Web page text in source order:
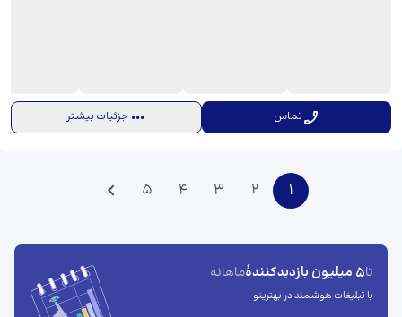
تماس جزئیات بیشتر
1
2
3
4
5
تا5 میلیون بازدیدکنندهٔ ماهانه
با تبلیغات هوشمند در بهترینو